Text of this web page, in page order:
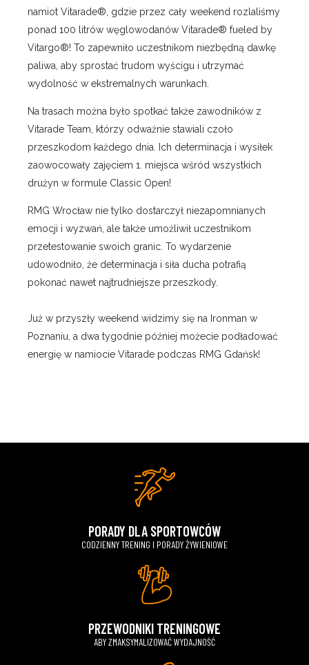
namiot Vitarade®, gdzie przez cały weekend rozlaliśmy
ponad 100 litrów węglowodanów Vitarade® fueled by
Vitargo®! To zapewniło uczestnikom niezbędną dawkę
paliwa, aby sprostać trudom wyścigu i utrzymać
wydolność w ekstremalnych warunkach.
Na trasach można było spotkać także zawodników z
Vitarade Team, którzy odważnie stawiali czoło
przeszkodom każdego dnia. Ich determinacja i wysiłek
zaowocowały zajęciem 1. miejsca wśród wszystkich
drużyn w formule Classic Open!
RMG Wrocław nie tylko dostarczył niezapomnianych
emocji i wyzwań, ale także umożliwił uczestnikom
przetestowanie swoich granic. To wydarzenie
udowodniło, że determinacja i siła ducha potrafią
pokonać nawet najtrudniejsze przeszkody.
Już w przyszły weekend widzimy się na Ironman w
Poznaniu, a dwa tygodnie później możecie podładować
energię w namiocie Vitarade podczas RMG Gdańsk!
PORADY DLA SPORTOWCÓW
CODZIENNY TRENING I PORADY ŻYWIENIOWE
PRZEWODNIKI TRENINGOWE
ABY ZMAKSYMALIZOWAĆ WYDAJNOŚĆ